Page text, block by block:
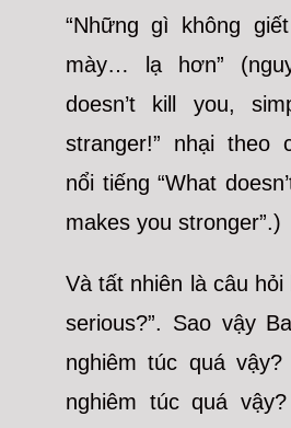
“Những gì không
mày… lạ hơn”
doesn’t kill you,
stranger!” nhại theo
nổi tiếng “What
makes you stronger”.)
Và tất nhiên là câu hỏi
serious?”. Sao vậy
nghiêm túc quá
nghiêm túc quá